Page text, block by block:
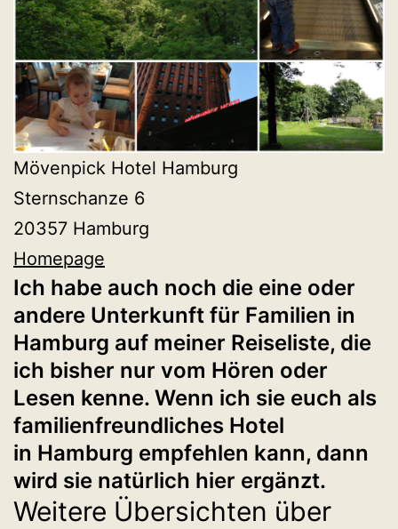
Mövenpick Hotel Hamburg
Sternschanze 6
20357 Hamburg
Homepage
Ich habe auch noch die eine oder
andere Unterkunft für Familien in
Hamburg auf meiner Reiseliste, die
ich bisher nur vom Hören oder
Lesen kenne. Wenn ich sie euch als
familienfreundliches Hotel
in Hamburg empfehlen kann, dann
wird sie natürlich hier ergänzt.
Weitere Übersichten über